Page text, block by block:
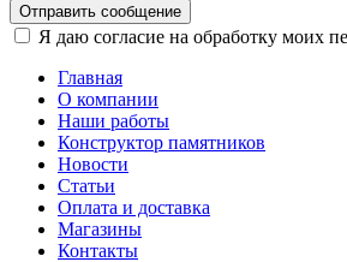
Отправить сообщение
Я даю согласие на обработку моих
Главная
О компании
Наши работы
Конструктор памятников
Новости
Статьи
Оплата и доставка
Магазины
Контакты